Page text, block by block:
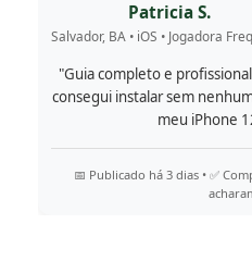
Patricia S.
Salvador, BA • iOS • Jogadora
"Guia completo e
consegui instalar sem
meu iPhone
📅 Publicado há 3 dias • ✅